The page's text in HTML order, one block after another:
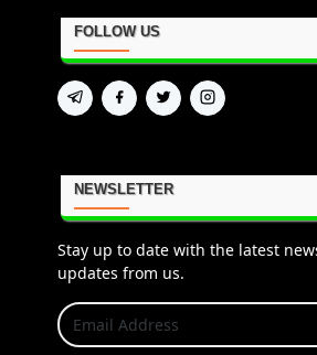
FOLLOW US
NEWSLETTER
Stay up to date with the latest
updates from us.